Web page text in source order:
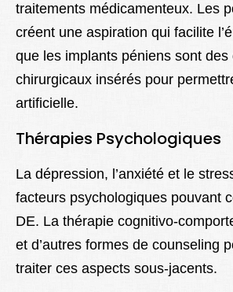
traitements médicamenteux. Les
créent une aspiration qui facilite
que les implants péniens sont des
chirurgicaux insérés pour
artificielle.
Thérapies Psychologiques
La dépression, l’anxiété et le
facteurs psychologiques pouvant
DE. La thérapie cognitivo-
et d’autres formes de counseling
traiter ces aspects sous-jacents.